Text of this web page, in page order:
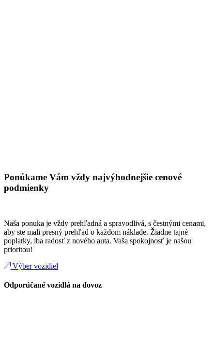
Ponúkame Vám vždy najvýhodnejšie cenové
podmienky
Naša ponuka je vždy prehľadná a spravodlivá, s čestnými cenami,
aby ste mali presný prehľad o každom náklade. Žiadne tajné
poplatky, iba radosť z nového auta. Vaša spokojnosť je našou
prioritou!
Výber vozidiel
Odporúčané vozidlá na dovoz